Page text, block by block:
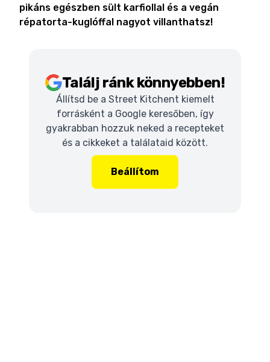
pikáns egészben sült karfiollal és a vegán
répatorta-kuglóffal nagyot villanthatsz!
Találj ránk könnyebben!
Állítsd be a Street Kitchent kiemelt
forrásként a Google keresőben, így
gyakrabban hozzuk neked a recepteket
és a cikkeket a találataid között.
Beállítom